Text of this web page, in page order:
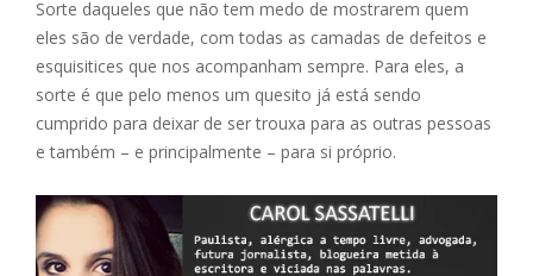
Sorte daqueles que não tem medo de mostrarem quem
eles são de verdade, com todas as camadas de defeitos e
esquisitices que nos acompanham sempre. Para eles, a
sorte é que pelo menos um quesito já está sendo
cumprido para deixar de ser trouxa para as outras pessoas
e também – e principalmente – para si próprio.